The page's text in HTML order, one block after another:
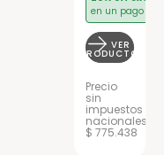
en un pago
VER
PRODUCTO
Precio
sin
impuestos
nacionales
$ 775.438